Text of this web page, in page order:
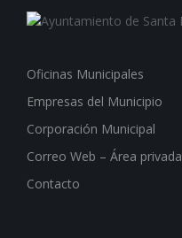
Oficinas Municipales
Empresas del Municipio
Corporación Municipal
Correo Web – Área privada
Contacto